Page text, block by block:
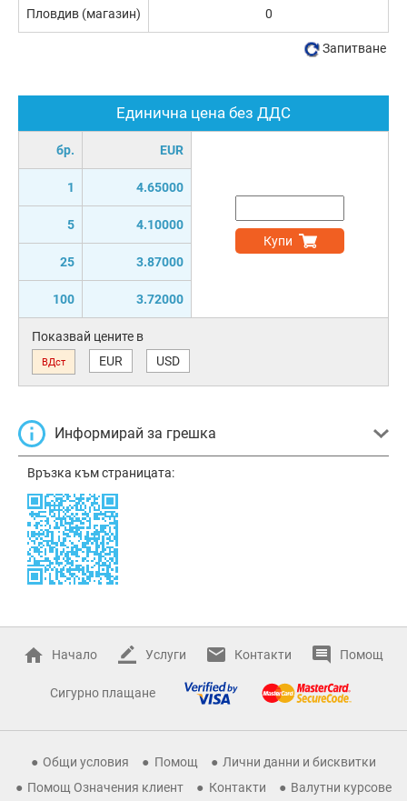
Единична цена без ДДС
бр. EUR
1 4.65000
5 4.10000
25 3.87000
100 3.72000
Купи
Показвай цените в
ВДст EUR USD
Информирай за грешка
Връзка към страницата:
Пловдив (магазин) 0
Запитване
Начало Услуги Контакти Помощ
Сигурно плащане
Общи условия Помощ
Лични данни и бисквитки
Помощ Означения клиент
Контакти Валутни курсове